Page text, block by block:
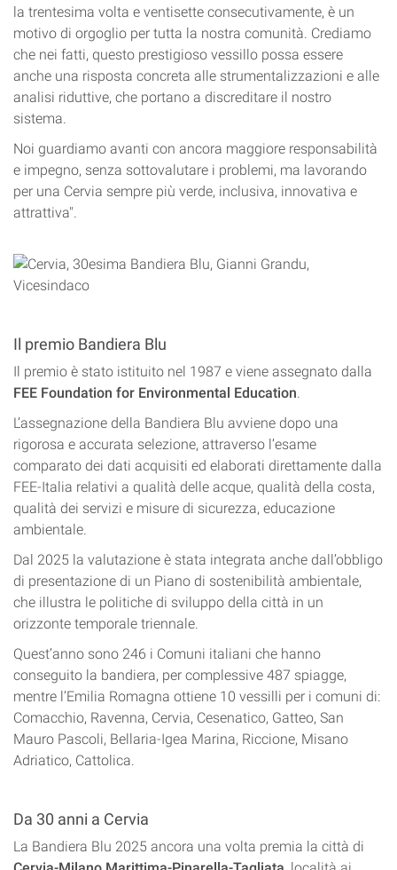
la trentesima volta e ventisette consecutivamente, è un
motivo di orgoglio per tutta la nostra comunità. Crediamo
che nei fatti, questo prestigioso vessillo possa essere
anche una risposta concreta alle strumentalizzazioni e alle
analisi riduttive, che portano a discreditare il nostro
sistema.
Noi guardiamo avanti con ancora maggiore responsabilità
e impegno, senza sottovalutare i problemi, ma lavorando
per una Cervia sempre più verde, inclusiva, innovativa e
attrattiva".
Il premio Bandiera Blu
Il premio è stato istituito nel 1987 e viene assegnato dalla
FEE Foundation for Environmental Education
L’assegnazione della Bandiera Blu avviene dopo una
rigorosa e accurata selezione, attraverso l’esame
comparato dei dati acquisiti ed elaborati direttamente dalla
FEE-Italia relativi a qualità delle acque, qualità della costa,
qualità dei servizi e misure di sicurezza, educazione
ambientale.
Dal 2025 la valutazione è stata integrata anche dall’obbligo
di presentazione di un Piano di sostenibilità ambientale,
che illustra le politiche di sviluppo della città in un
orizzonte temporale triennale.
Quest’anno sono 246 i Comuni italiani che hanno
conseguito la bandiera, per complessive 487 spiagge,
mentre l’Emilia Romagna ottiene 10 vessilli per i comuni di:
Comacchio, Ravenna, Cervia, Cesenatico, Gatteo, San
Mauro Pascoli, Bellaria-Igea Marina, Riccione, Misano
Adriatico, Cattolica.
Da 30 anni a Cervia
La Bandiera Blu 2025 ancora una volta premia la città di